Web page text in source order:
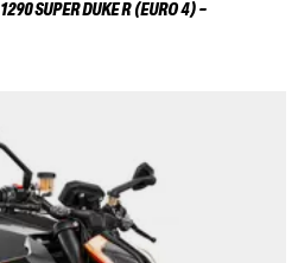
1290 SUPER DUKE R (EURO 4) -